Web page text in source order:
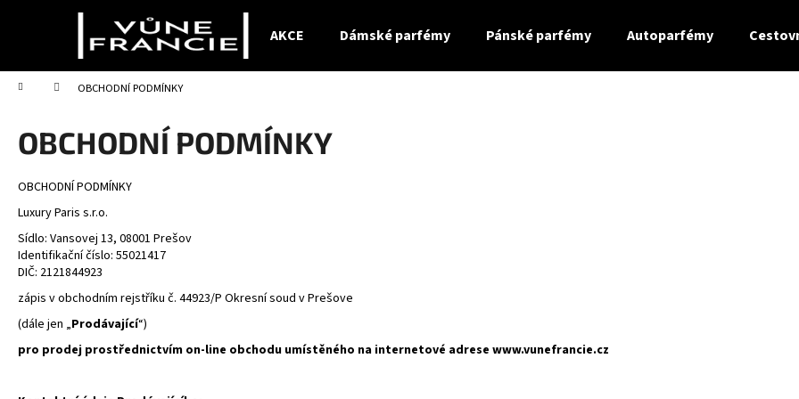
AKCE Dámské parfémy Pánské parfémy Autoparfémy
Domů OBCHODNÍ PODMÍNKY
OBCHODNÍ PODMÍNKY
OBCHODNÍ PODMÍNKY
Luxury Paris s.r.o.
Sídlo: Vansovej 13, 08001 Prešov
Identifikační číslo: 55021417
DIČ: 2121844923
zápis v obchodním rejstříku č. 44923/P Okresní soud v Prešove
(dále jen „Prodávající“)
pro prodej prostřednictvím on-line obchodu umístěného na internetové adrese www.vunefrancie.cz
í
Zpět
do
obchodu
Zpět
do
obchodu